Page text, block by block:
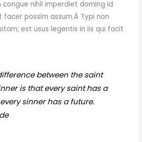
nihil imperdiet doming id
possim assum.Â Typi non
est usus legentis in iis qui facit
between the saint
is that every saint has a
sinner has a future.